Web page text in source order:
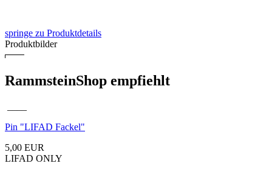
springe zu Produktdetails
Produktbilder
RammsteinShop empfiehlt
Pin "LIFAD Fackel"
5,00 EUR
LIFAD ONLY